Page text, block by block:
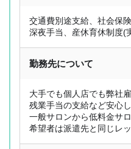
OL型美容師派遣とは
お仕事検索
サービス内容
交通費別途支給、社会保
深夜手当、産休育休制度(
勤務先について
大手でも個人店でも弊社
残業手当の支給など安心し
一般サロンから低料金サ
希望者は派遣先と同じレ